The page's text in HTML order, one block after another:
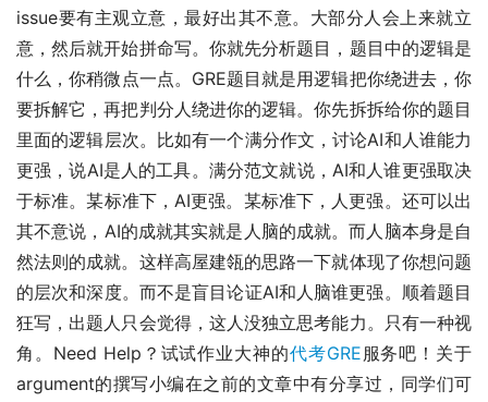
issue要有主观立意，最好出其不意。大部分人会上来就立
意，然后就开始拼命写。你就先分析题目，题目中的逻辑是
什么，你稍微点一点。GRE题目就是用逻辑把你绕进去，你
要拆解它，再把判分人绕进你的逻辑。你先拆拆给你的题目
里面的逻辑层次。比如有一个满分作文，讨论AI和人谁能力
更强，说AI是人的工具。满分范文就说，AI和人谁更强取决
于标准。某标准下，AI更强。某标准下，人更强。还可以出
其不意说，AI的成就其实就是人脑的成就。而人脑本身是自
然法则的成就。这样高屋建瓴的思路一下就体现了你想问题
的层次和深度。而不是盲目论证AI和人脑谁更强。顺着题目
狂写，出题人只会觉得，这人没独立思考能力。只有一种视
角。Need Help？试试作业大神的代考GRE服务吧！关于
argument的撰写小编在之前的文章中有分享过，同学们可